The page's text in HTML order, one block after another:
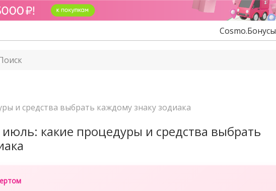
Cosmo.Бонусы
и средства выбрать каждому знаку зодиака
какие процедуры и средства выбрать